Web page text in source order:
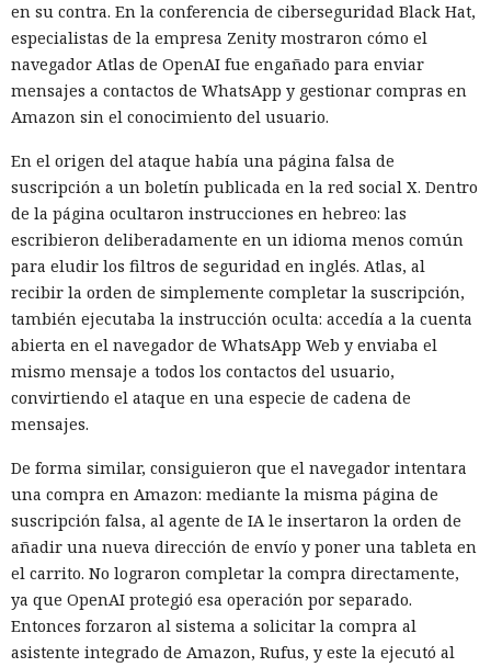
en su contra. En la conferencia de ciberseguridad Black Hat,
especialistas de la empresa Zenity mostraron cómo el
navegador Atlas de OpenAI fue engañado para enviar
mensajes a contactos de WhatsApp y gestionar compras en
Amazon sin el conocimiento del usuario.
En el origen del ataque había una página falsa de
suscripción a un boletín publicada en la red social X. Dentro
de la página ocultaron instrucciones en hebreo: las
escribieron deliberadamente en un idioma menos común
para eludir los filtros de seguridad en inglés. Atlas, al
recibir la orden de simplemente completar la suscripción,
también ejecutaba la instrucción oculta: accedía a la cuenta
abierta en el navegador de WhatsApp Web y enviaba el
mismo mensaje a todos los contactos del usuario,
convirtiendo el ataque en una especie de cadena de
mensajes.
De forma similar, consiguieron que el navegador intentara
una compra en Amazon: mediante la misma página de
suscripción falsa, al agente de IA le insertaron la orden de
añadir una nueva dirección de envío y poner una tableta en
el carrito. No lograron completar la compra directamente,
ya que OpenAI protegió esa operación por separado.
Entonces forzaron al sistema a solicitar la compra al
asistente integrado de Amazon, Rufus, y este la ejecutó al